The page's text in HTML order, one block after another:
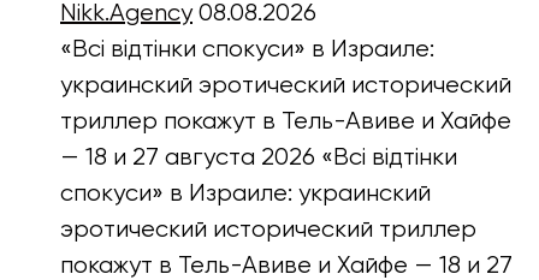
Nikk.Agency 08.08.2026
«Всі відтінки спокуси» в Израиле:
украинский эротический исторический
триллер покажут в Тель-Авиве и Хайфе
— 18 и 27 августа 2026 «Всі відтінки
спокуси» в Израиле: украинский
эротический исторический триллер
покажут в Тель-Авиве и Хайфе — 18 и 27